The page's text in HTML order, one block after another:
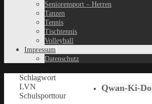
Seniorensport – Herren
Tanzen
Tennis
Tischtennis
Volleyball
Impressum
Datenschutz
Schlagwort
LVN
Schulsporttour
Qwan-Ki-Do